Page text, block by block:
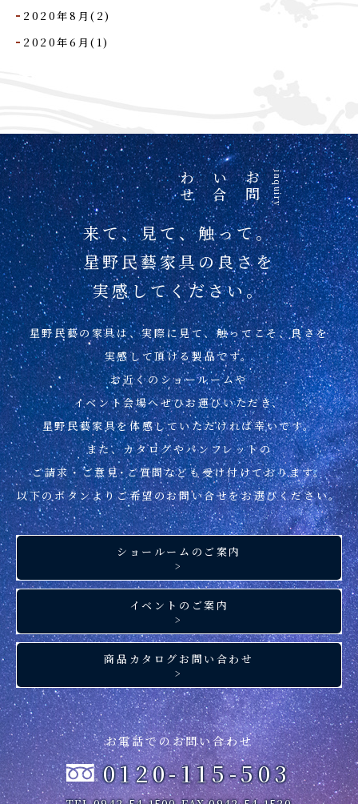
2020年8月(2)
2020年6月(1)
お
問
い
合
わ
せ inquiry
来て、見て、触って。
星野民藝家具の良さを
実感してください。
星野民藝の家具は、実際に見て、触ってこそ、良さを
実感して頂ける製品です。
お近くのショールームや
イベント会場へぜひお運びいただき、
星野民藝家具を体感していただければ幸いです。
また、カタログやパンフレットの
ご請求・ご意見･ご質問なども受け付けております。
以下のボタンよりご希望のお問い合せをお選びください。
ショールームのご案内
>
イベントのご案内
>
商品カタログお問い合わせ
>
お電話でのお問い合わせ
0120-115-503